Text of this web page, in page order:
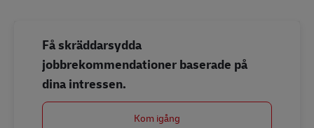
Få skräddarsydda
jobbrekommendationer baserade på
dina intressen.
Kom igång